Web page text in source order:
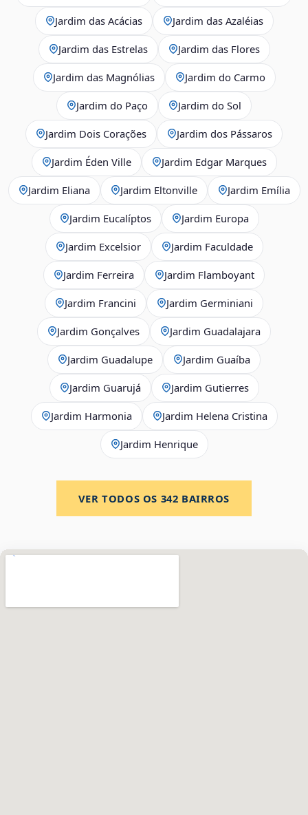
Jardim das Acácias Jardim das Azaléias
Jardim das Estrelas Jardim das Flores
Jardim das Magnólias Jardim do Carmo
Jardim do Paço Jardim do Sol
Jardim Dois Corações Jardim dos Pássaros
Jardim Éden Ville Jardim Edgar Marques
Jardim Eliana Jardim Eltonville Jardim Emília
Jardim Eucalíptos Jardim Europa
Jardim Excelsior Jardim Faculdade
Jardim Ferreira Jardim Flamboyant
Jardim Francini Jardim Germiniani
Jardim Gonçalves Jardim Guadalajara
Jardim Guadalupe Jardim Guaíba
Jardim Guarujá Jardim Gutierres
Jardim Harmonia Jardim Helena Cristina
Jardim Henrique
VER TODOS OS 342 BAIRROS